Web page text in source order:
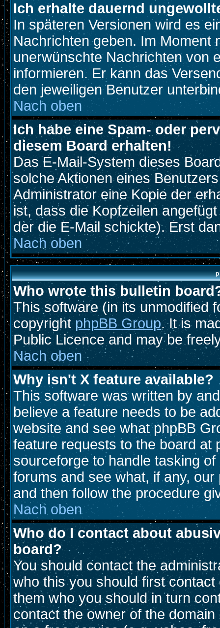
Ich erhalte dauernd
In späteren Versionen wird es
Nachrichten geben. Im Moment
unerwünschte Nachrichten von
informieren. Er kann das
den jeweiligen Benutzer
Nach oben
Ich habe eine Spam- oder
diesem Board erhalten!
Das E-Mail-System dieses
solche Aktionen eines
Administrator eine Kopie der
ist, dass die Kopfzeilen
der die E-Mail schickte). Erst
Nach oben
Who wrote this bulletin
This software (in its unmodified
copyright phpBB Group. It is
Public Licence and may be
Nach oben
Why isn't X feature available?
This software was written by
believe a feature needs to be
website and see what phpBB
feature requests to the board at
sourceforge to handle tasking
forums and see what, if any,
and then follow the procedure
Nach oben
Who do I contact about
board?
You should contact the
who this you should first
them who you should in turn
contact the owner of the